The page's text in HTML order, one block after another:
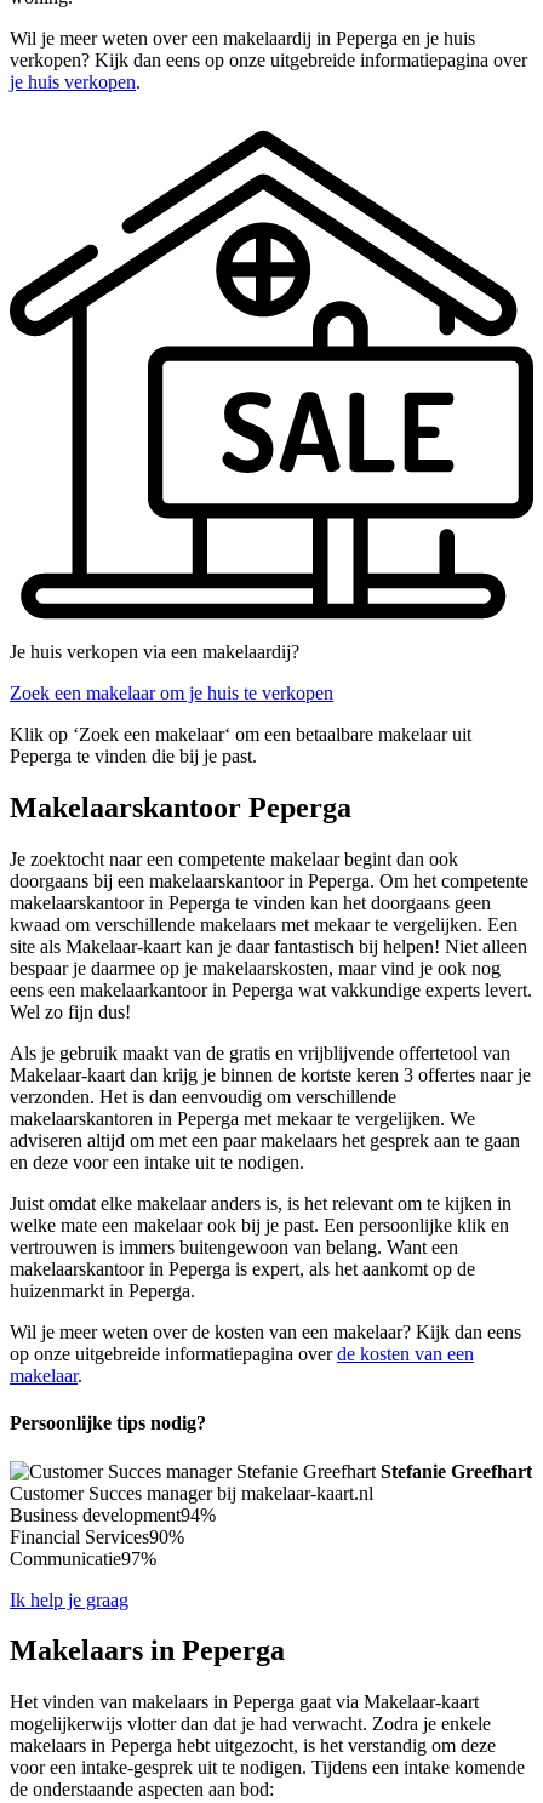
Wil je meer weten over een makelaardij in Peperga en je huis
verkopen? Kijk dan eens op onze uitgebreide informatiepagina over
je huis verkopen.
Je huis verkopen via een makelaardij?
Zoek een makelaar om je huis te verkopen
Klik op ‘Zoek een makelaar‘ om een betaalbare makelaar uit
Peperga te vinden die bij je past.
Makelaarskantoor Peperga
Je zoektocht naar een competente makelaar begint dan ook
doorgaans bij een makelaarskantoor in Peperga. Om het competente
makelaarskantoor in Peperga te vinden kan het doorgaans geen
kwaad om verschillende makelaars met mekaar te vergelijken. Een
site als Makelaar-kaart kan je daar fantastisch bij helpen! Niet alleen
bespaar je daarmee op je makelaarskosten, maar vind je ook nog
eens een makelaarkantoor in Peperga wat vakkundige experts levert.
Wel zo fijn dus!
Als je gebruik maakt van de gratis en vrijblijvende offertetool van
Makelaar-kaart dan krijg je binnen de kortste keren 3 offertes naar je
verzonden. Het is dan eenvoudig om verschillende
makelaarskantoren in Peperga met mekaar te vergelijken. We
adviseren altijd om met een paar makelaars het gesprek aan te gaan
en deze voor een intake uit te nodigen.
Juist omdat elke makelaar anders is, is het relevant om te kijken in
welke mate een makelaar ook bij je past. Een persoonlijke klik en
vertrouwen is immers buitengewoon van belang. Want een
makelaarskantoor in Peperga is expert, als het aankomt op de
huizenmarkt in Peperga.
Wil je meer weten over de kosten van een makelaar? Kijk dan eens
op onze uitgebreide informatiepagina overde kosten van een
makelaar.
Persoonlijke tips nodig?
Stefanie Greefhart
Customer Succes manager bij makelaar-kaart.nl
Business development94%
Financial Services90%
Communicatie97%
Ik help je graag
Makelaars in Peperga
Het vinden van makelaars in Peperga gaat via Makelaar-kaart
mogelijkerwijs vlotter dan dat je had verwacht. Zodra je enkele
makelaars in Peperga hebt uitgezocht, is het verstandig om deze
voor een intake-gesprek uit te nodigen. Tijdens een intake komende
de onderstaande aspecten aan bod: